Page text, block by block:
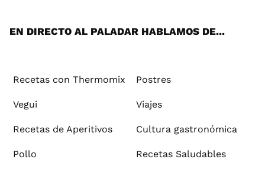
EN DIRECTO AL PALADAR HABLAMOS DE...
Recetas con Thermomix Postres
Vegui Viajes
Recetas de Aperitivos Cultura gastronómica
Pollo Recetas Saludables